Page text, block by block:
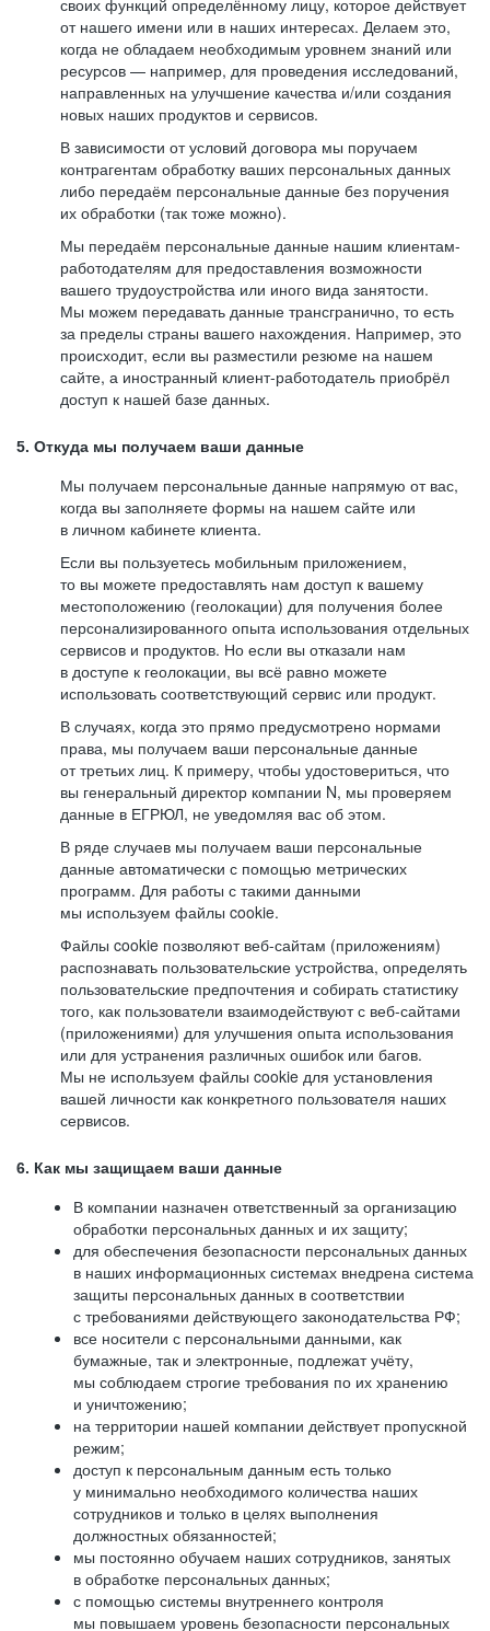
своих функций определённому лицу, которое действует
от нашего имени или в наших интересах. Делаем это,
когда не обладаем необходимым уровнем знаний или
ресурсов — например, для проведения исследований,
направленных на улучшение качества и/или создания
новых наших продуктов и сервисов.
В зависимости от условий договора мы поручаем
контрагентам обработку ваших персональных данных
либо передаём персональные данные без поручения
их обработки (так тоже можно).
Мы передаём персональные данные нашим клиентам-
работодателям для предоставления возможности
вашего трудоустройства или иного вида занятости.
Мы можем передавать данные трансгранично, то есть
за пределы страны вашего нахождения. Например, это
происходит, если вы разместили резюме на нашем
сайте, а иностранный клиент-работодатель приобрёл
доступ к нашей базе данных.
5. Откуда мы получаем ваши данные
Мы получаем персональные данные напрямую от вас,
когда вы заполняете формы на нашем сайте или
в личном кабинете клиента.
Если вы пользуетесь мобильным приложением,
то вы можете предоставлять нам доступ к вашему
местоположению (геолокации) для получения более
персонализированного опыта использования отдельных
сервисов и продуктов. Но если вы отказали нам
в доступе к геолокации, вы всё равно можете
использовать соответствующий сервис или продукт.
В случаях, когда это прямо предусмотрено нормами
права, мы получаем ваши персональные данные
от третьих лиц. К примеру, чтобы удостовериться, что
вы генеральный директор компании N, мы проверяем
данные в ЕГРЮЛ, не уведомляя вас об этом.
В ряде случаев мы получаем ваши персональные
данные автоматически с помощью метрических
программ. Для работы с такими данными
мы используем файлы cookie.
Файлы cookie позволяют веб-сайтам (приложениям)
распознавать пользовательские устройства, определять
пользовательские предпочтения и собирать статистику
того, как пользователи взаимодействуют с веб-сайтами
(приложениями) для улучшения опыта использования
или для устранения различных ошибок или багов.
Мы не используем файлы cookie для установления
вашей личности как конкретного пользователя наших
сервисов.
6. Как мы защищаем ваши данные
В компании назначен ответственный за организацию
обработки персональных данных и их защиту;
для обеспечения безопасности персональных данных
в наших информационных системах внедрена система
защиты персональных данных в соответствии
с требованиями действующего законодательства РФ;
все носители с персональными данными, как
бумажные, так и электронные, подлежат учёту,
мы соблюдаем строгие требования по их хранению
и уничтожению;
на территории нашей компании действует пропускной
режим;
доступ к персональным данным есть только
у минимально необходимого количества наших
сотрудников и только в целях выполнения
должностных обязанностей;
мы постоянно обучаем наших сотрудников, занятых
в обработке персональных данных;
с помощью системы внутреннего контроля
мы повышаем уровень безопасности персональных